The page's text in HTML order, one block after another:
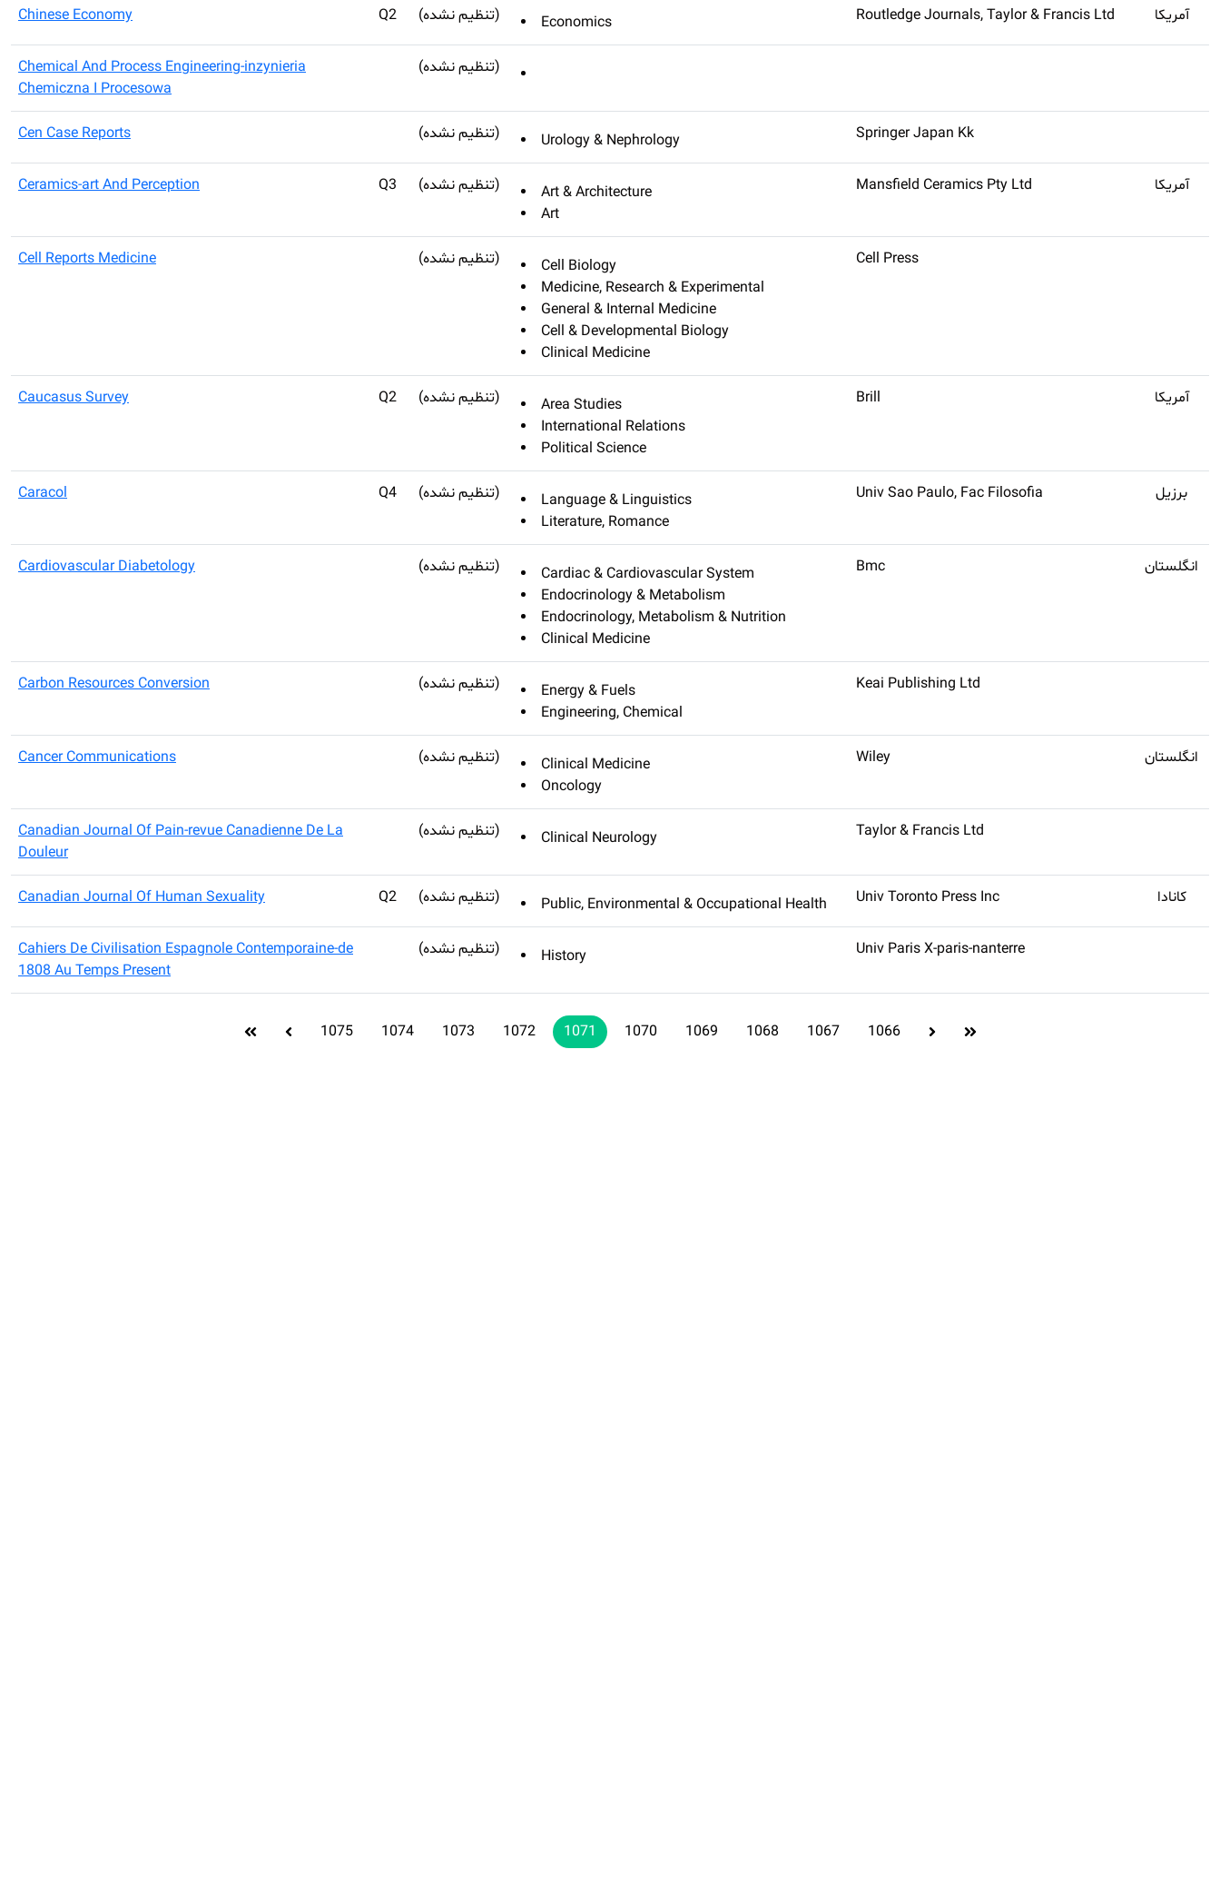
آمریکا Routledge Journals, Taylor & Francis Ltd
Economics (تنظیم نشده) Q2
Chinese Economy
(تنظیم نشده)
Chemical And Process Engineering-inzynieria
Chemiczna I Procesowa
Springer Japan Kk
Urology & Nephrology (تنظیم نشده) Cen Case Reports
آمریکا Mansfield Ceramics Pty Ltd
Art & Architecture
Art
(تنظیم نشده) Q3
Ceramics-art And Perception
Cell Press
Cell Biology
Medicine, Research & Experimental
General & Internal Medicine
Cell & Developmental Biology
Clinical Medicine
(تنظیم نشده) Cell Reports Medicine
آمریکا Brill
Area Studies
International Relations
Political Science
(تنظیم نشده) Q2
Caucasus Survey
برزیل Univ Sao Paulo, Fac Filosofia
Language & Linguistics
Literature, Romance
(تنظیم نشده) Q4
Caracol
انگلستان Bmc
Cardiac & Cardiovascular System
Endocrinology & Metabolism
Endocrinology, Metabolism & Nutrition
Clinical Medicine
(تنظیم نشده) Cardiovascular Diabetology
Keai Publishing Ltd
Energy & Fuels
Engineering, Chemical
(تنظیم نشده) Carbon Resources Conversion
انگلستان Wiley
Clinical Medicine
Oncology
(تنظیم نشده) Cancer Communications
Taylor & Francis Ltd
Clinical Neurology (تنظیم نشده)
Canadian Journal Of Pain-revue Canadienne De La
Douleur
کانادا Univ Toronto Press Inc
Public, Environmental & Occupational Health (تنظیم نشده) Q2
Canadian Journal Of Human Sexuality
Univ Paris X-paris-nanterre
History (تنظیم نشده)
Cahiers De Civilisation Espagnole Contemporaine-de
1808 Au Temps Present
1066
1067
1068
1069
1070
1071
1072
1073
1074
1075